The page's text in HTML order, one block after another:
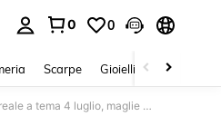
0 0
Scarpe Gioielli E Accessori
Soleia Stile bohémien, floreale romantico, stile vacanziero, maglie con stampa floreale a tema 4 luglio, maglie da vacanza, maglie con perline, maglie con volant, maglie da festa, canotte, sexy crop top da donna per il 4 luglio, eleganti crop top lavorati a maglia con volant, maglie da festa